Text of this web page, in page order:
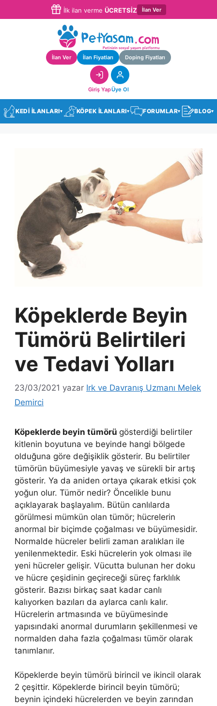
İlk ilan verme ÜCRETSİZ İlan Ver
İlan Ver İlan Fiyatları Doping Fiyatları
Giriş YapÜye Ol
KEDİ İLANLARI▾ KÖPEK İLANLARI▾ FORUMLAR▾ BLOG▾
Köpeklerde Beyin
Tümörü Belirtileri
ve Tedavi Yolları
23/03/2021 yazar Irk ve Davranış Uzmanı Melek
Demirci
Köpeklerde beyin tümörü gösterdiği belirtiler
kitlenin boyutuna ve beyinde hangi bölgede
olduğuna göre değişiklik gösterir. Bu belirtiler
tümörün büyümesiyle yavaş ve sürekli bir artış
gösterir. Ya da aniden ortaya çıkarak etkisi çok
yoğun olur. Tümör nedir? Öncelikle bunu
açıklayarak başlayalım. Bütün canlılarda
görülmesi mümkün olan tümör; hücrelerin
anormal bir biçimde çoğalması ve büyümesidir.
Normalde hücreler belirli zaman aralıkları ile
yenilenmektedir. Eski hücrelerin yok olması ile
yeni hücreler gelişir. Vücutta bulunan her doku
ve hücre çeşidinin geçireceği süreç farklılık
gösterir. Bazısı birkaç saat kadar canlı
kalıyorken bazıları da aylarca canlı kalır.
Hücrelerin artmasında ve büyümesinde
yapısındaki anormal durumların şekillenmesi ve
normalden daha fazla çoğalması tümör olarak
tanımlanır.
Köpeklerde beyin tümörü birincil ve ikincil olarak
2 çeşittir. Köpeklerde birincil beyin tümörü;
beynin içindeki hücrelerden ve beyin zarından